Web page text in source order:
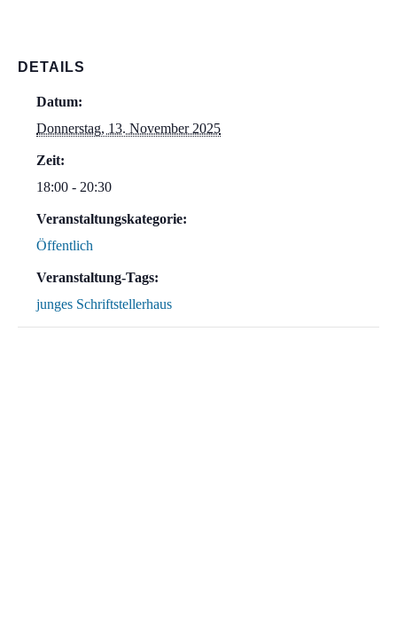
DETAILS
Datum:
Donnerstag, 13. November 2025
Zeit:
18:00 - 20:30
Veranstaltungskategorie:
Öffentlich
Veranstaltung-Tags:
junges Schriftstellerhaus